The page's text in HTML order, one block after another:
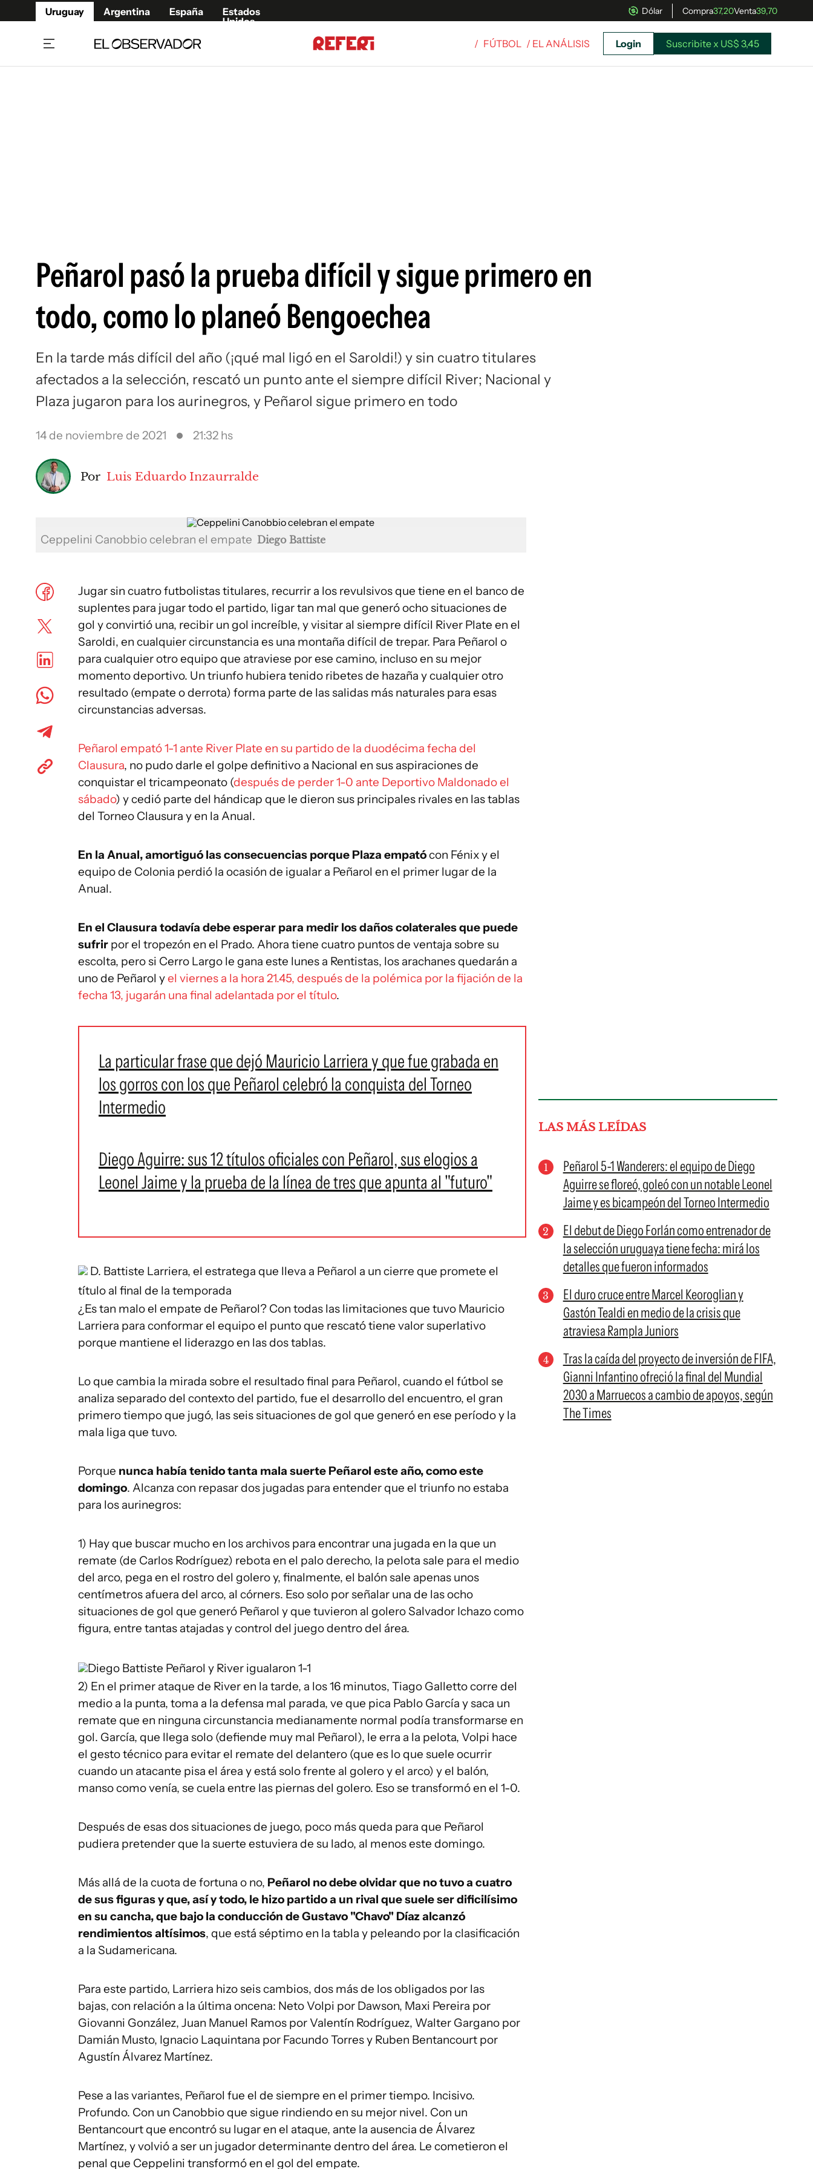
Uruguay Argentina España
Estados
Unidos
Dólar Compra37,20Venta39,70
/ FÚTBOL / EL ANÁLISIS Login Suscribite x US$ 3,45
Peñarol pasó la prueba difícil y sigue primero en
todo, como lo planeó Bengoechea
En la tarde más difícil del año (¡qué mal ligó en el Saroldi!) y sin cuatro titulares
afectados a la selección, rescató un punto ante el siempre difícil River; Nacional y
Plaza jugaron para los aurinegros, y Peñarol sigue primero en todo
14 de noviembre de 2021 21:32 hs
Por Luis Eduardo Inzaurralde
Ceppelini Canobbio celebran el empate Diego Battiste
Jugar sin cuatro futbolistas titulares, recurrir a los revulsivos que tiene en el banco de
suplentes para jugar todo el partido, ligar tan mal que generó ocho situaciones de
gol y convirtió una, recibir un gol increíble, y visitar al siempre difícil River Plate en el
Saroldi, en cualquier circunstancia es una montaña difícil de trepar. Para Peñarol o
para cualquier otro equipo que atraviese por ese camino, incluso en su mejor
momento deportivo. Un triunfo hubiera tenido ribetes de hazaña y cualquier otro
resultado (empate o derrota) forma parte de las salidas más naturales para esas
circunstancias adversas.
Peñarol empató 1-1 ante River Plate en su partido de la duodécima fecha del
Clausura, no pudo darle el golpe definitivo a Nacional en sus aspiraciones de
conquistar el tricampeonato (después de perder 1-0 ante Deportivo Maldonado el
sábado) y cedió parte del hándicap que le dieron sus principales rivales en las tablas
del Torneo Clausura y en la Anual.
En la Anual, amortiguó las consecuencias porque Plaza empatócon Fénix y el
equipo de Colonia perdió la ocasión de igualar a Peñarol en el primer lugar de la
Anual.
En el Clausura todavía debe esperar para medir los daños colaterales que puede
sufrir por el tropezón en el Prado. Ahora tiene cuatro puntos de ventaja sobre su
escolta, pero si Cerro Largo le gana este lunes a Rentistas, los arachanes quedarán a
uno de Peñarol yel viernes a la hora 21.45, después de la polémica por la fijación de la
fecha 13, jugarán una final adelantada por el título.
La particular frase que dejó Mauricio Larriera y que fue grabada en
los gorros con los que Peñarol celebró la conquista del Torneo
Intermedio
Diego Aguirre: sus 12 títulos oficiales con Peñarol, sus elogios a
Leonel Jaime y la prueba de la línea de tres que apunta al "futuro"
D. Battiste Larriera, el estratega que lleva a Peñarol a un cierre que promete el
título al final de la temporada
¿Es tan malo el empate de Peñarol? Con todas las limitaciones que tuvo Mauricio
Larriera para conformar el equipo el punto que rescató tiene valor superlativo
porque mantiene el liderazgo en las dos tablas.
Lo que cambia la mirada sobre el resultado final para Peñarol, cuando el fútbol se
analiza separado del contexto del partido, fue el desarrollo del encuentro, el gran
primero tiempo que jugó, las seis situaciones de gol que generó en ese período y la
mala liga que tuvo.
Porque nunca había tenido tanta mala suerte Peñarol este año, como este
domingo. Alcanza con repasar dos jugadas para entender que el triunfo no estaba
para los aurinegros:
1) Hay que buscar mucho en los archivos para encontrar una jugada en la que un
remate (de Carlos Rodríguez) rebota en el palo derecho, la pelota sale para el medio
del arco, pega en el rostro del golero y, finalmente, el balón sale apenas unos
centímetros afuera del arco, al córners. Eso solo por señalar una de las ocho
situaciones de gol que generó Peñarol y que tuvieron al golero Salvador Ichazo como
figura, entre tantas atajadas y control del juego dentro del área.
Diego Battiste Peñarol y River igualaron 1-1
2) En el primer ataque de River en la tarde, a los 16 minutos, Tiago Galletto corre del
medio a la punta, toma a la defensa mal parada, ve que pica Pablo García y saca un
remate que en ninguna circunstancia medianamente normal podía transformarse en
gol. García, que llega solo (defiende muy mal Peñarol), le erra a la pelota, Volpi hace
el gesto técnico para evitar el remate del delantero (que es lo que suele ocurrir
cuando un atacante pisa el área y está solo frente al golero y el arco) y el balón,
manso como venía, se cuela entre las piernas del golero. Eso se transformó en el 1-0.
Después de esas dos situaciones de juego, poco más queda para que Peñarol
pudiera pretender que la suerte estuviera de su lado, al menos este domingo.
Más allá de la cuota de fortuna o no, Peñarol no debe olvidar que no tuvo a cuatro
de sus figuras y que, así y todo, le hizo partido a un rival que suele ser dificilísimo
en su cancha, que bajo la conducción de Gustavo "Chavo" Díaz alcanzó
rendimientos altísimos, que está séptimo en la tabla y peleando por la clasificación
a la Sudamericana.
Para este partido, Larriera hizo seis cambios, dos más de los obligados por las
bajas, con relación a la última oncena: Neto Volpi por Dawson, Maxi Pereira por
Giovanni González, Juan Manuel Ramos por Valentín Rodríguez, Walter Gargano por
Damián Musto, Ignacio Laquintana por Facundo Torres y Ruben Bentancourt por
Agustín Álvarez Martínez.
Pese a las variantes, Peñarol fue el de siempre en el primer tiempo. Incisivo.
Profundo. Con un Canobbio que sigue rindiendo en su mejor nivel. Con un
Bentancourt que encontró su lugar en el ataque, ante la ausencia de Álvarez
Martínez, y volvió a ser un jugador determinante dentro del área. Le cometieron el
penal que Ceppelini transformó en el gol del empate.
LAS MÁS LEÍDAS
Peñarol 5-1 Wanderers: el equipo de Diego
Aguirre se floreó, goleó con un notable Leonel
Jaime y es bicampeón del Torneo Intermedio
El debut de Diego Forlán como entrenador de
la selección uruguaya tiene fecha: mirá los
detalles que fueron informados
El duro cruce entre Marcel Keoroglian y
Gastón Tealdi en medio de la crisis que
atraviesa Rampla Juniors
Tras la caída del proyecto de inversión de FIFA,
Gianni Infantino ofreció la final del Mundial
2030 a Marruecos a cambio de apoyos, según
The Times